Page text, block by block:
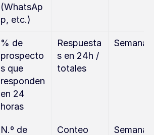
(WhatsAp
p, etc.)
% de
prospecto
s que
responden
en 24
horas
Respuesta
s en 24h /
totales
Semanal
N.º de
Conteo
Semanal